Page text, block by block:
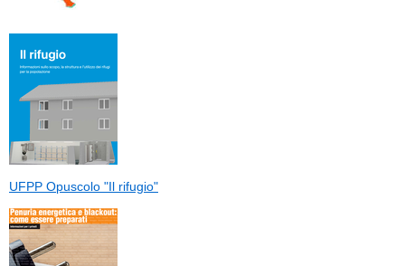
UFPP Opuscolo "Il rifugio"